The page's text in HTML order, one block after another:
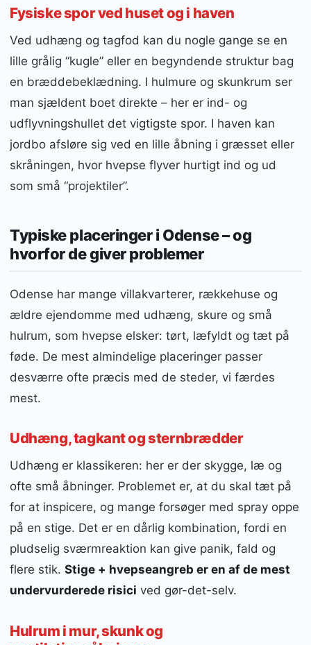
Fysiske spor ved huset og i haven
Ved udhæng og tagfod kan du nogle gange se en
lille grålig “kugle” eller en begyndende struktur bag
en bræddebeklædning. I hulmure og skunkrum ser
man sjældent boet direkte – her er ind- og
udflyvningshullet det vigtigste spor. I haven kan
jordbo afsløre sig ved en lille åbning i græsset eller
skråningen, hvor hvepse flyver hurtigt ind og ud
som små “projektiler”.
Typiske placeringer i Odense – og
hvorfor de giver problemer
Odense har mange villakvarterer, rækkehuse og
ældre ejendomme med udhæng, skure og små
hulrum, som hvepse elsker: tørt, læfyldt og tæt på
føde. De mest almindelige placeringer passer
desværre ofte præcis med de steder, vi færdes
mest.
Udhæng, tagkant og sternbrædder
Udhæng er klassikeren: her er der skygge, læ og
ofte små åbninger. Problemet er, at du skal tæt på
for at inspicere, og mange forsøger med spray oppe
på en stige. Det er en dårlig kombination, fordi en
pludselig sværmreaktion kan give panik, fald og
flere stik. Stige + hvepseangreb er en af de mest
undervurderede risici ved gør-det-selv.
Hulrum i mur, skunk og